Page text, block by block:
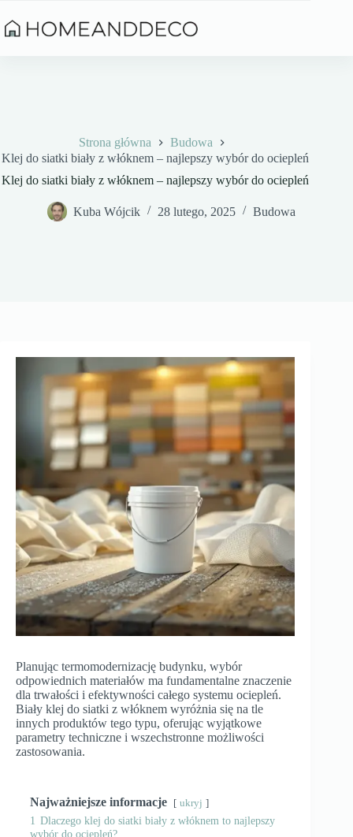
do
treści
Strona główna
Budowa
Klej do siatki biały z włóknem – najlepszy wybór do ociepleń
Klej do siatki biały z włóknem – najlepszy wybór do ociepleń
Kuba Wójcik 28 lutego, 2025 Budowa
Planując termomodernizację budynku, wybór
odpowiednich materiałów ma fundamentalne znaczenie
dla trwałości i efektywności całego systemu ociepleń.
Biały klej do siatki z włóknem wyróżnia się na tle
innych produktów tego typu, oferując wyjątkowe
parametry techniczne i wszechstronne możliwości
zastosowania.
Najważniejsze informacje ukryj
1 Dlaczego klej do siatki biały z włóknem to najlepszy
wybór do ociepleń?